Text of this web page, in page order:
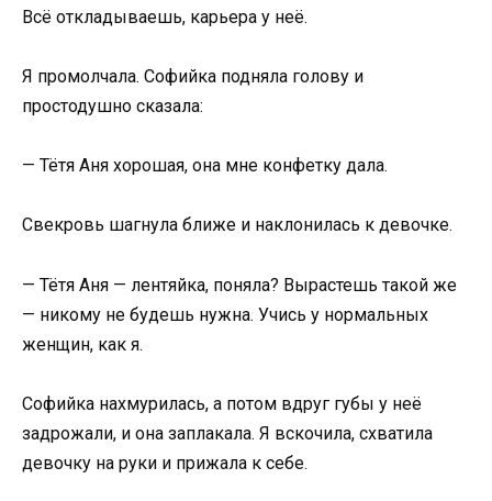
Всё откладываешь, карьера у неё.
Я промолчала. Софийка подняла голову и
простодушно сказала:
— Тётя Аня хорошая, она мне конфетку дала.
Свекровь шагнула ближе и наклонилась к девочке.
— Тётя Аня — лентяйка, поняла? Вырастешь такой же
— никому не будешь нужна. Учись у нормальных
женщин, как я.
Софийка нахмурилась, а потом вдруг губы у неё
задрожали, и она заплакала. Я вскочила, схватила
девочку на руки и прижала к себе.